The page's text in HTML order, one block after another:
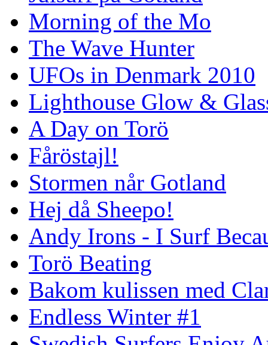
Morning of the Mo
The Wave Hunter
UFOs in Denmark 2010
Lighthouse Glow &
A Day on Torö
Fåröstajl!
Stormen når Gotland
Hej då Sheepo!
Andy Irons - I Surf
Torö Beating
Bakom kulissen med
Endless Winter #1